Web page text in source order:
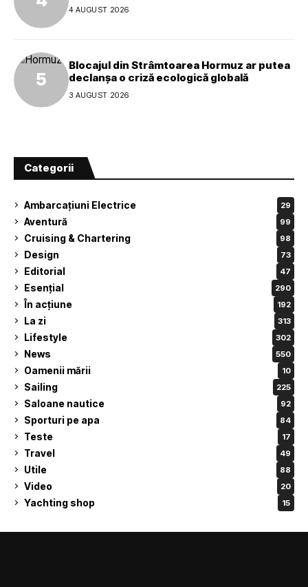
4 AUGUST 2026
Blocajul din Strâmtoarea Hormuz ar putea
declanșa o criză ecologică globală
3 AUGUST 2026
Categorii
Ambarcațiuni Electrice 29
Aventură 99
Cruising & Chartering 98
Design 73
Editorial 47
Esențial 290
În acțiune 192
La zi 313
Lifestyle 302
News 550
Oamenii mării 10
Sailing 225
Saloane nautice 92
Sporturi pe apa 84
Teste 17
Travel 49
Utile 88
Video 20
Yachting shop 15